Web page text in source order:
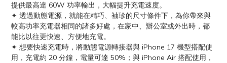
提供最高達 60W 功率輸出，大幅提升充電速度。
✦ 透過動態電源，就能在精巧、袖珍的尺寸條件下，為你帶來與
較高功率充電器相同的諸多好處，在家中、辦公室或外出時，都
能比以往更快速、方便地充電。
✦ 想要快速充電時，將動態電源轉接器與 iPhone 17 機型搭配使
用，充電約 20 分鐘，電量可達 50%；與 iPhone Air 搭配使用，